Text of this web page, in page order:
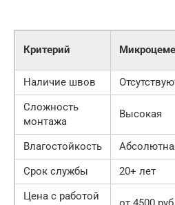
Критерий
Наличие швов
Сложность
монтажа
Высокая
Влагостойкость
Срок службы
20+ лет
Цена с работой